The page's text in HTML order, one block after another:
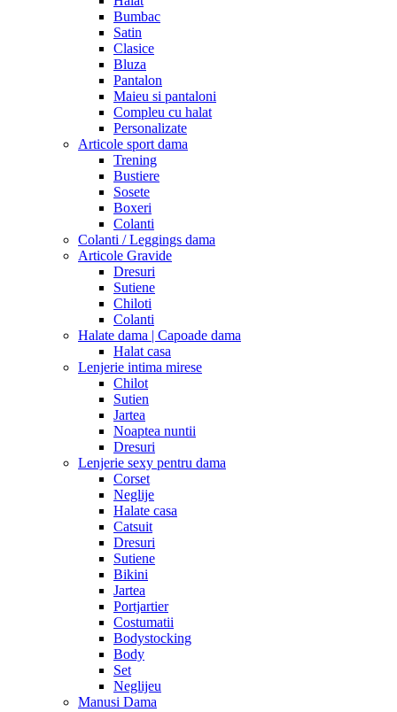
Bumbac
Satin
Clasice
Bluza
Pantalon
Maieu si pantaloni
Compleu cu halat
Personalizate
Articole sport dama
Trening
Bustiere
Sosete
Boxeri
Colanti
Colanti / Leggings dama
Articole Gravide
Dresuri
Sutiene
Chiloti
Colanti
Halate dama | Capoade dama
Halat casa
Lenjerie intima mirese
Chilot
Sutien
Jartea
Noaptea nuntii
Dresuri
Lenjerie sexy pentru dama
Corset
Neglije
Halate casa
Catsuit
Dresuri
Sutiene
Bikini
Jartea
Portjartier
Costumatii
Bodystocking
Body
Set
Neglijeu
Manusi Dama